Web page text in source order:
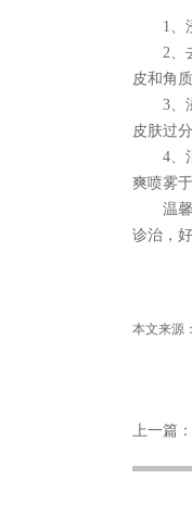
1、浸
2、去
皮和角
3、滋
皮肤过
4、消
爽喷雾
温馨提
诊治，
本文来源
上一篇：